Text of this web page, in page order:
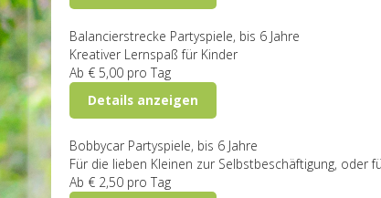
Balancierstrecke Partyspiele, bis 6 Jahre
Kreativer Lernspaß für Kinder
Ab € 5,00 pro Tag
Details anzeigen
Bobbycar Partyspiele, bis 6 Jahre
Für die lieben Kleinen zur Selbstbeschäftigung, oder
Ab € 2,50 pro Tag